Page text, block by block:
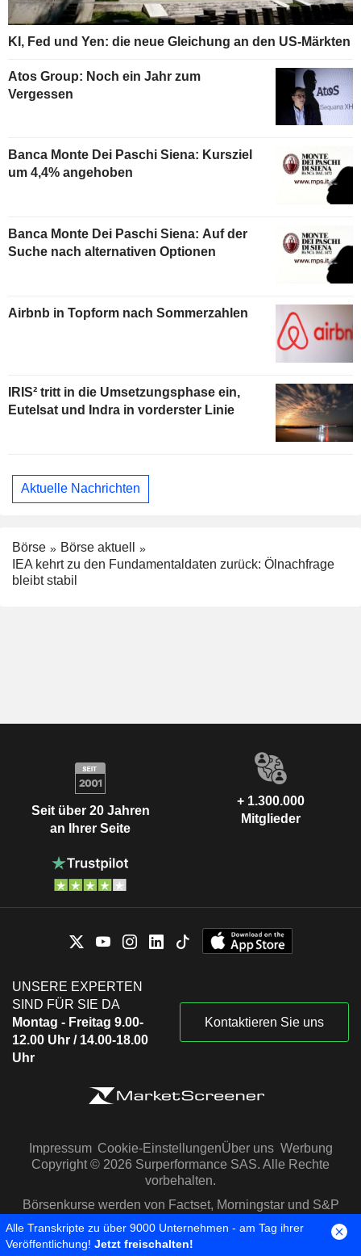
KI, Fed und Yen: die neue Gleichung an den US-Märkten
Atos Group: Noch ein Jahr zum
Vergessen
Banca Monte Dei Paschi Siena: Kursziel
um 4,4% angehoben
Banca Monte Dei Paschi Siena: Auf der
Suche nach alternativen Optionen
Airbnb in Topform nach Sommerzahlen
IRIS² tritt in die Umsetzungsphase ein,
Eutelsat und Indra in vorderster Linie
Aktuelle Nachrichten
Börse
Börse aktuell
IEA kehrt zu den Fundamentaldaten zurück: Ölnachfrage
bleibt stabil
Seit über 20 Jahren
an Ihrer Seite
+ 1.300.000
Mitglieder
UNSERE EXPERTEN
SIND FÜR SIE DA
Montag - Freitag 9.00-
12.00 Uhr / 14.00-18.00
Uhr
Kontaktieren Sie uns
Impressum Cookie-EinstellungenÜber uns Werbung
Copyright © 2026 Surperformance SAS. Alle Rechte
vorbehalten.
Börsenkurse werden von Factset, Morningstar und S&P
Capital IQ zur Verfügung gestellt
Alle Transkripte zu über 9000 Unternehmen - am Tag ihrer
Veröffentlichung! Jetzt freischalten!